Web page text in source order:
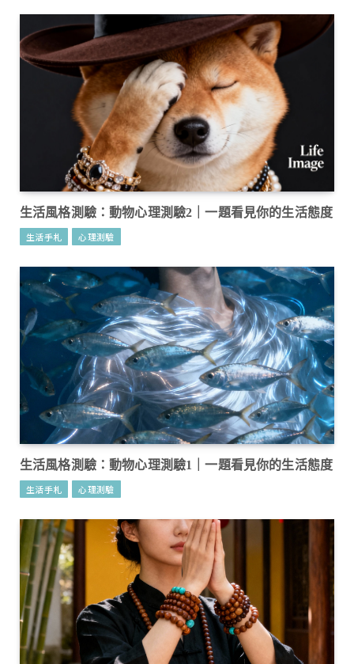
生活風格測驗：動物心理測驗2｜一題看見你的生活態度
生活手札 心理測驗
生活風格測驗：動物心理測驗1｜一題看見你的生活態度
生活手札 心理測驗